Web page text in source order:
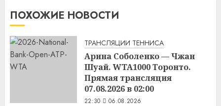
ПОХОЖИЕ НОВОСТИ
ТРАНСЛЯЦИИ ТЕННИСА
Арина Соболенко — Чжан
Шуай. WTA1000 Торонто.
Прямая трансляция
07.08.2026 в 02:00
22:30 06.08.2026